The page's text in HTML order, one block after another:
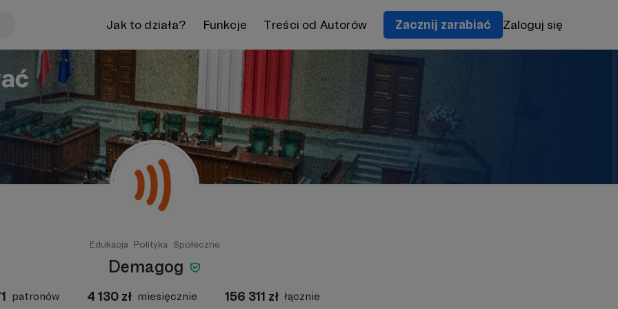
Jak to działa? Funkcje Treści od Autorów Zacznij zarabiać Zaloguj się
Edukacja Polityka Społeczne
Demagog
patronów 4 130 zł miesięcznie 156 311 zł łącznie